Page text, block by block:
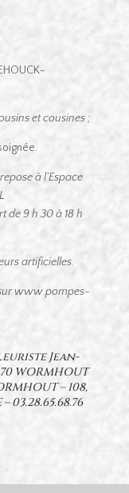
et cousines ;
à l’Espace
de 9 h 30 à 18 h
artificielles.
www.pompes-
Jean-
WORMHOUT
– 108,
–03.28.65.68.76